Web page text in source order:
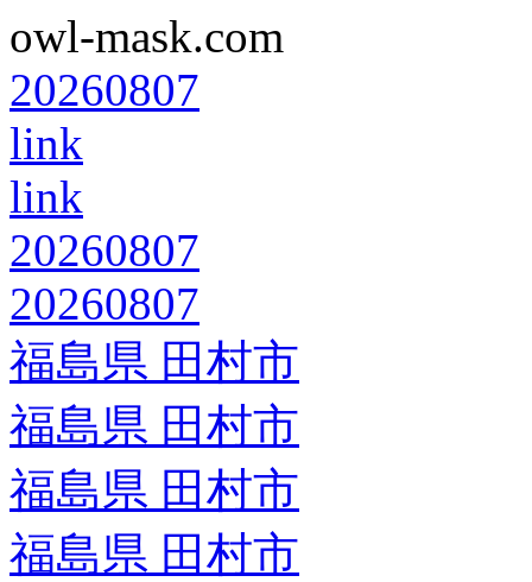
owl-mask.com
20260807
link
link
20260807
20260807
福島県 田村市
福島県 田村市
福島県 田村市
福島県 田村市